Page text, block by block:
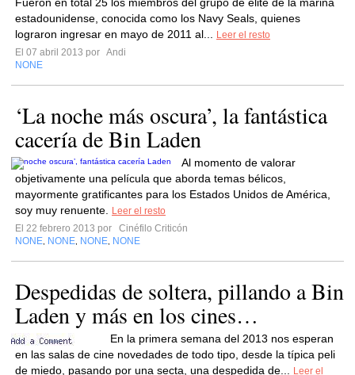
estadounidense, conocida como los Navy Seals, quienes
lograron ingresar en mayo de 2011 al...
Leer el resto
El 07 abril 2013 por Andi
NONE
‘La noche más oscura’, la fantástica
cacería de Bin Laden
Al momento de valorar
objetivamente una película que aborda temas bélicos,
mayormente gratificantes para los Estados Unidos de América,
soy muy renuente.
Leer el resto
El 22 febrero 2013 por
Cinéfilo Criticón
NONE NONE NONE NONE
Despedidas de soltera, pillando a Bin
Laden y más en los cines…
En la primera semana del 2013 nos esperan
en las salas de cine novedades de todo tipo, desde la típica peli
de miedo, pasando por una secta, una despedida de...
Leer el